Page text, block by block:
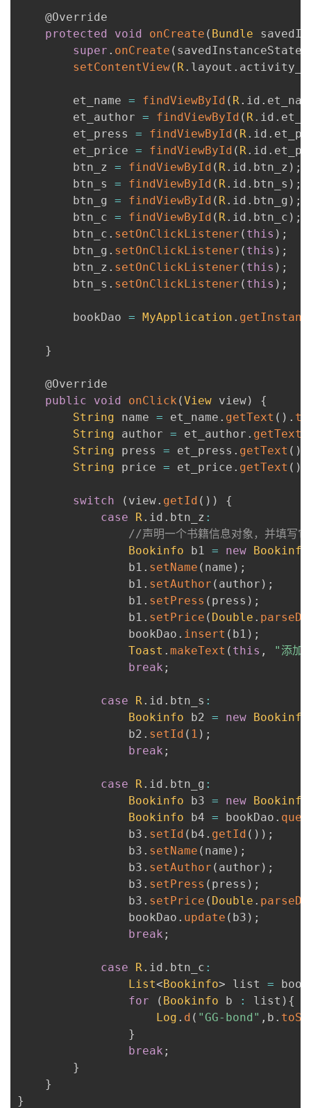
@Override
protected
void onCreate ( Bundle
super . onCreate ( savedInstanceState
setContentView( R. layout .
        et_name
= findViewById ( R. id .
        et_author
= findViewById ( R. id .
        et_press
= findViewById ( R. id .
        et_price
= findViewById ( R. id .
        btn_z
= findViewById ( R. id . btn_z ) ;
        btn_s
= findViewById ( R. id . btn_s ) ;
        btn_g
= findViewById ( R. id . btn_g ) ;
        btn_c
= findViewById ( R. id . btn_c ) ;
        btn_c
. setOnClickListener ( this ) ;
        btn_g
. setOnClickListener ( this ) ;
        btn_z
. setOnClickListener ( this ) ;
        btn_s
. setOnClickListener ( this ) ;
        bookDao
= MyApplication .
}
@Override
public
void onClick (View view)
{
String name = et_name . getText ( ) .
String author = et_author . getText
String press = et_press . getText ( )
String price = et_price . getText ( )
switch ( view. getId ( ) )
{
case
R. id . btn_z :
//声明一个书籍信息对象，并填写它
Bookinfo b1 = new Bookinfo
                b1
. setName ( name ) ;
                b1
. setAuthor ( author ) ;
                b1
. setPress ( press ) ;
                b1
. setPrice ( Double .
                bookDao
. insert ( b1 ) ;
Toast . makeText ( this ,
"添加
break ;
case R. id . btn_s :
Bookinfo b2 = new Bookinfo
                b2
. setId ( 1 ) ;
break ;
case R. id . btn_g :
Bookinfo b3 = new Bookinfo
Bookinfo b4 = bookDao .
                b3
. setId ( b4 . getId ( ) ) ;
                b3
. setName ( name ) ;
                b3
. setAuthor ( author ) ;
                b3
. setPress ( press ) ;
                b3
. setPrice ( Double .
                bookDao
. update ( b3 ) ;
break ;
case R. id . btn_c :
List<Bookinfo> list =
for
( Bookinfo b : list ) {
Log . d ( "GG-bond" , b .
}
break ;
}
}
}